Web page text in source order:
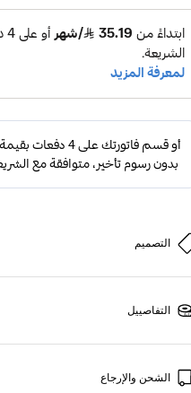
التصميم
التفاصييل
الشحن والإرجاع